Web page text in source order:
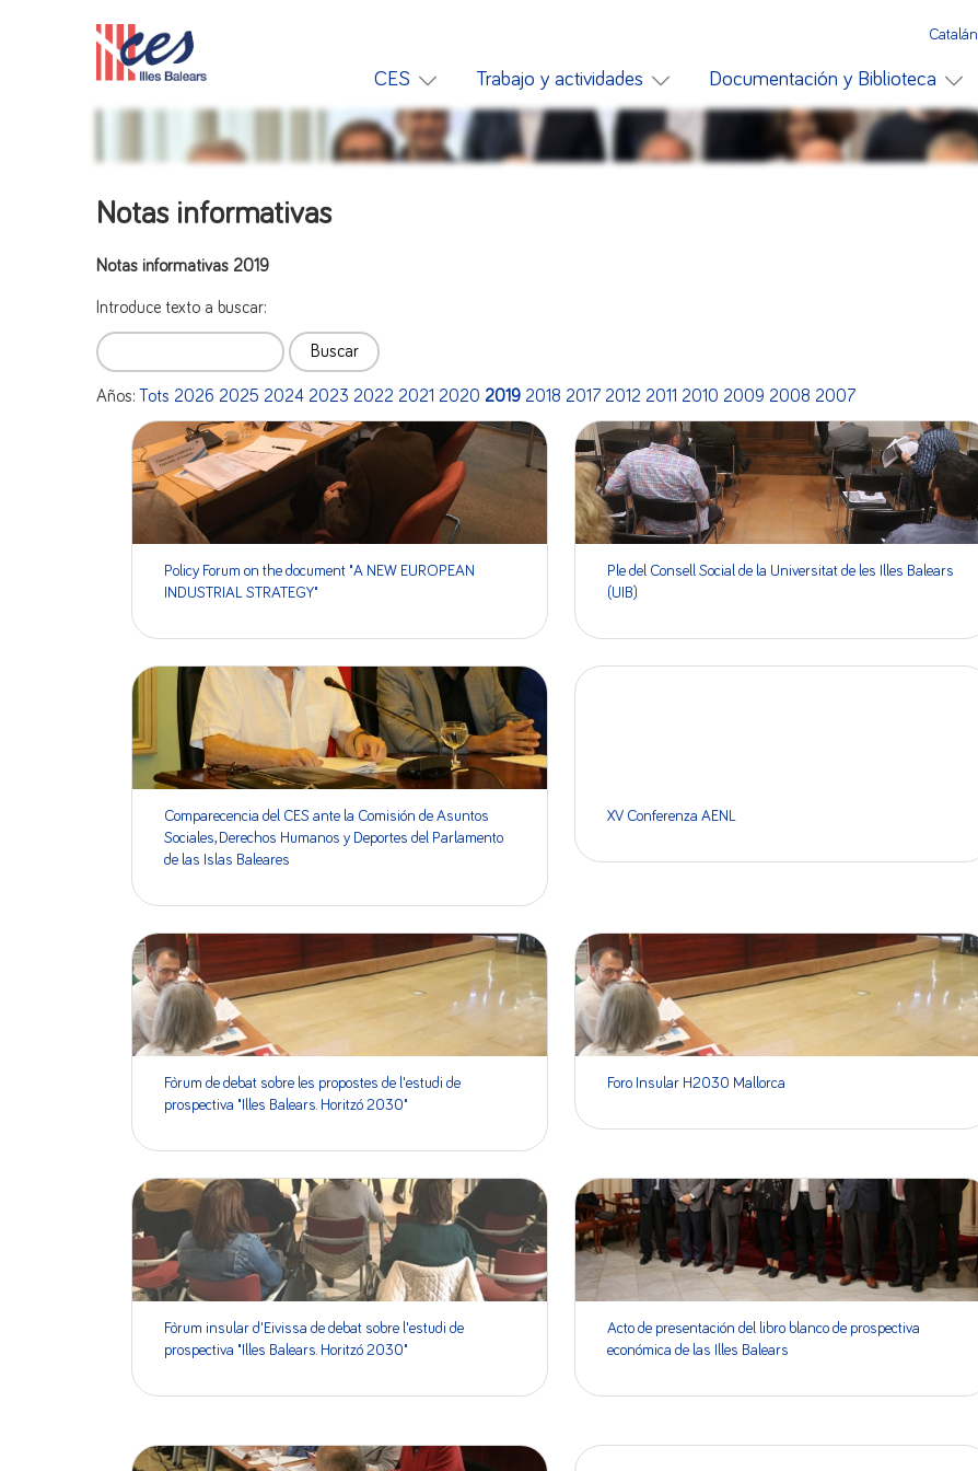
Catalán
CES Trabajo y actividades Documentación y Biblioteca
Notas informativas
Notas informativas 2019
Introduce texto a buscar:
Años: Tots 2026 2025 2024 2023 2022 2021 2020 2019 2018 2017 2012 2011 2010 2009 2008 2007
Policy Forum on the document "A NEW EUROPEAN
INDUSTRIAL STRATEGY"
Ple del Consell Social de la Universitat de les Illes Balears
(UIB)
Comparecencia del CES ante la Comisión de Asuntos
Sociales, Derechos Humanos y Deportes del Parlamento
de las Islas Baleares
XV Conferenza AENL
Fòrum de debat sobre les propostes de l'estudi de
prospectiva "Illes Balears. Horitzó 2030"
Foro Insular H2030 Mallorca
Fòrum insular d'Eivissa de debat sobre l'estudi de
prospectiva "Illes Balears. Horitzó 2030"
Acto de presentación del libro blanco de prospectiva
económica de las Illes Balears